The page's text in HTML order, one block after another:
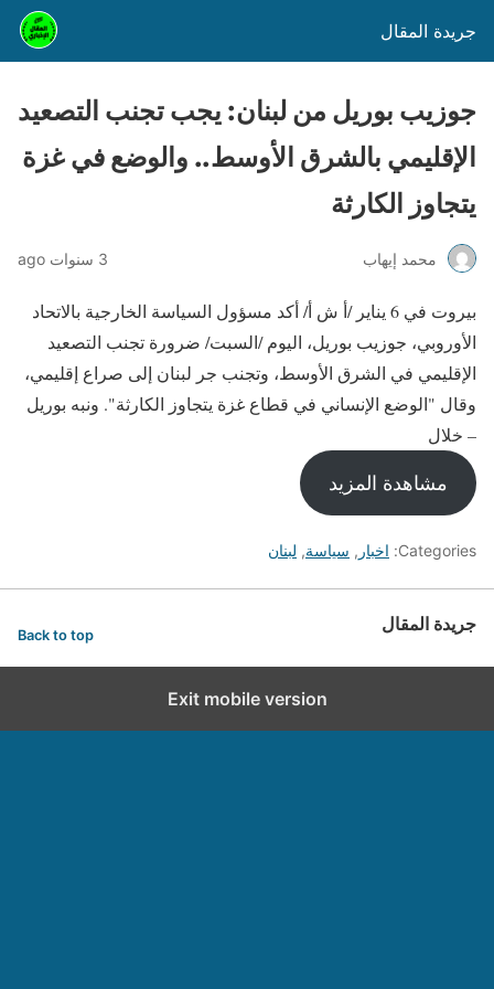
جريدة المقال
جوزيب بوريل من لبنان: يجب تجنب التصعيد
الإقليمي بالشرق الأوسط.. والوضع في غزة
يتجاوز الكارثة
محمد إيهاب 3 سنوات ago
بيروت في 6 يناير /أ ش أ/ أكد مسؤول السياسة الخارجية بالاتحاد
الأوروبي، جوزيب بوريل، اليوم /السبت/ ضرورة تجنب التصعيد
الإقليمي في الشرق الأوسط، وتجنب جر لبنان إلى صراع إقليمي،
وقال "الوضع الإنساني في قطاع غزة يتجاوز الكارثة". ونبه بوريل
– خلال
مشاهدة المزيد
Categories: اخبار , سياسة, لبنان
جريدة المقال Back to top
Exit mobile version